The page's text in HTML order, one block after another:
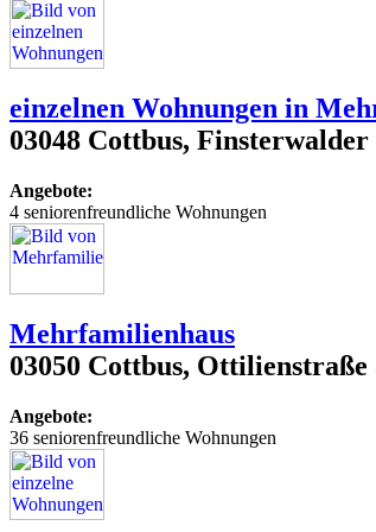
einzelnen Wohnungen in
03048 Cottbus,
Angebote:
4 seniorenfreundliche Wohnungen
Mehrfamilienhaus
03050 Cottbus, Ottilienstraße
Angebote:
36 seniorenfreundliche Wohnungen